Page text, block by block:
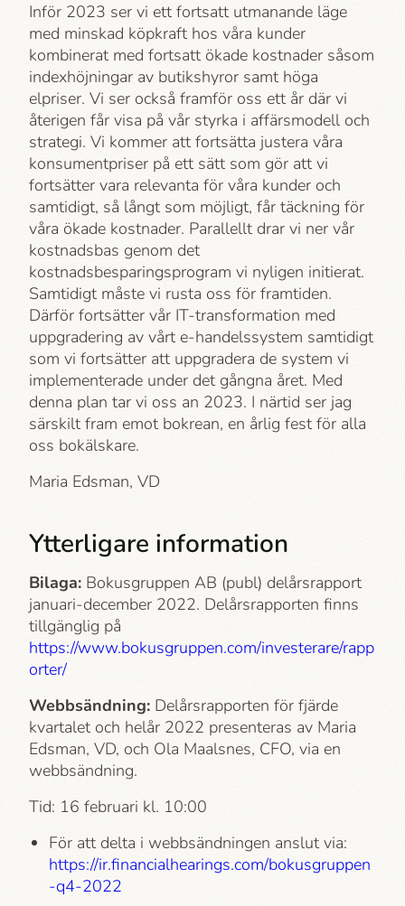
Inför 2023 ser vi ett fortsatt utmanande läge
med minskad köpkraft hos våra kunder
kombinerat med fortsatt ökade kostnader såsom
indexhöjningar av butikshyror samt höga
elpriser. Vi ser också framför oss ett år där vi
återigen får visa på vår styrka i affärsmodell och
strategi. Vi kommer att fortsätta justera våra
konsumentpriser på ett sätt som gör att vi
fortsätter vara relevanta för våra kunder och
samtidigt, så långt som möjligt, får täckning för
våra ökade kostnader. Parallellt drar vi ner vår
kostnadsbas genom det
kostnadsbesparingsprogram vi nyligen initierat.
Samtidigt måste vi rusta oss för framtiden.
Därför fortsätter vår IT-transformation med
uppgradering av vårt e-handelssystem samtidigt
som vi fortsätter att uppgradera de system vi
implementerade under det gångna året. Med
denna plan tar vi oss an 2023. I närtid ser jag
särskilt fram emot bokrean, en årlig fest för alla
oss bokälskare.
Maria Edsman, VD
Ytterligare information
Bilaga: Bokusgruppen AB (publ) delårsrapport
januari-december 2022. Delårsrapporten finns
tillgänglig på
https://www.bokusgruppen.com/investerare/rapp
orter/
Webbsändning: Delårsrapporten för fjärde
kvartalet och helår 2022 presenteras av Maria
Edsman, VD, och Ola Maalsnes, CFO, via en
webbsändning.
Tid: 16 februari kl. 10:00
För att delta i webbsändningen anslut via:
https://ir.financialhearings.com/bokusgruppen
-q4-2022